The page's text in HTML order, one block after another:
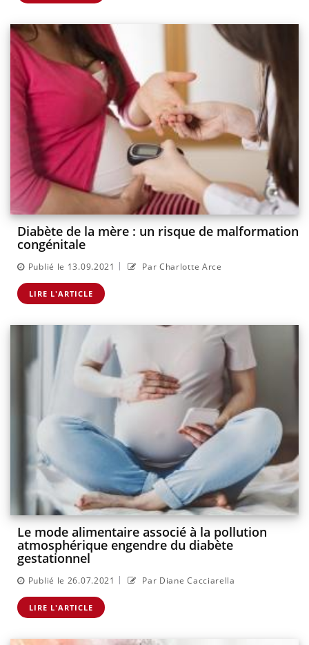
Diabète de la mère : un risque de malformation
congénitale
Publié le 13.09.2021 | Par Charlotte Arce
LIRE L'ARTICLE
Le mode alimentaire associé à la pollution
atmosphérique engendre du diabète
gestationnel
Publié le 26.07.2021 | Par Diane Cacciarella
LIRE L'ARTICLE